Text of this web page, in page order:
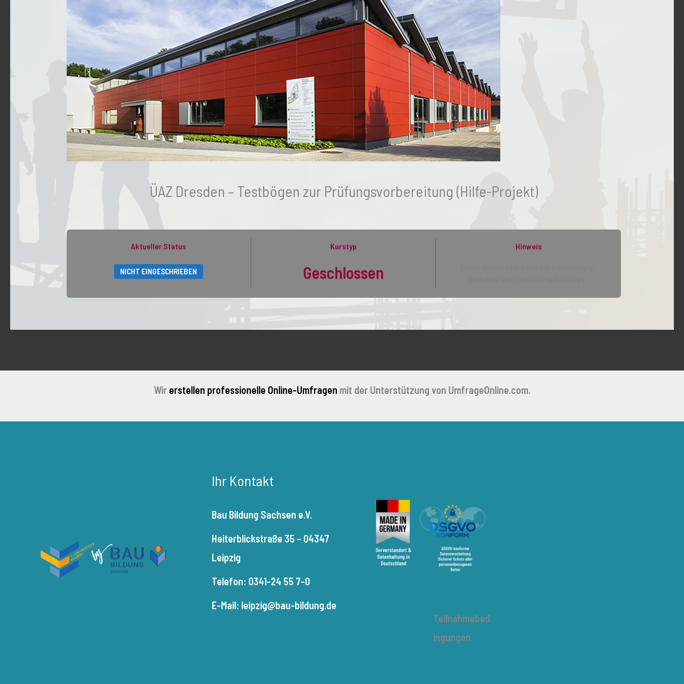
ÜAZ Dresden – Testbögen zur Prüfungsvorbereitung (Hilfe-Projekt)
Aktueller Status
NICHT EINGESCHRIEBEN
Kurstyp
Geschlossen
Hinweis
Wir erstellen professionelle Online-Umfragen mit der Unterstützung von UmfrageOnline.com.
Ihr Kontakt
Bau Bildung Sachsen e.V.
Heiterblickstraße 35 – 04347
Leipzig
Telefon: 0341-24 55 7-0
E-Mail: leipzig@bau-bildung.de
Teilnahmebed
ingungen